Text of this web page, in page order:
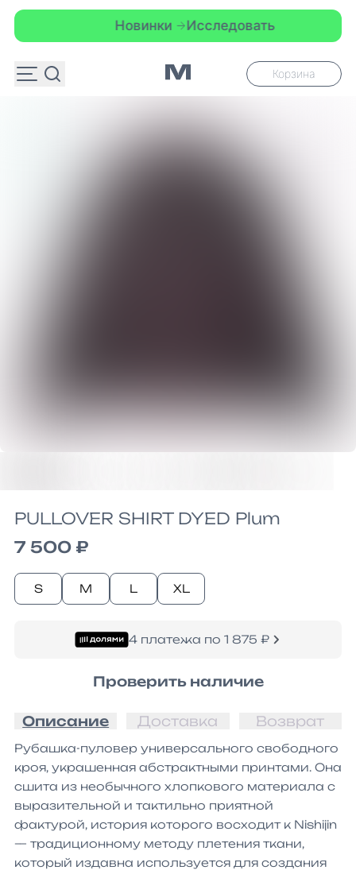
Новинки Исследовать
Корзина
PULLOVER SHIRT DYED Plum
7 500 ₽
S M L XL
4 платежа по 1 875 ₽
Проверить наличие
Описание Доставка Возврат
Рубашка-пуловер универсального свободного
кроя, украшенная абстрактными принтами. Она
сшита из необычного хлопкового материала с
выразительной и тактильно приятной
фактурой, история которого восходит к Nishijin
— традиционному методу плетения ткани,
который издавна используется для создания